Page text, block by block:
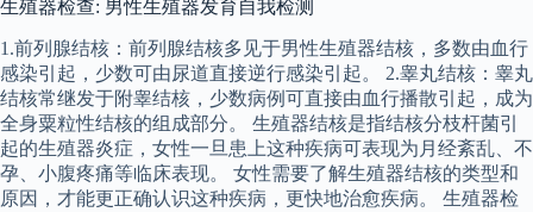
生殖器检查: 男性生殖器发育自我检测
1.前列腺结核：前列腺结核多见于男性生殖器结核，多数由血行
感染引起，少数可由尿道直接逆行感染引起。 2.睾丸结核：睾丸
结核常继发于附睾结核，少数病例可直接由血行播散引起，成为
全身粟粒性结核的组成部分。 生殖器结核是指结核分枝杆菌引
起的生殖器炎症，女性一旦患上这种疾病可表现为月经紊乱、不
孕、小腹疼痛等临床表现。 女性需要了解生殖器结核的类型和
原因，才能更正确认识这种疾病，更快地治愈疾病。 生殖器检